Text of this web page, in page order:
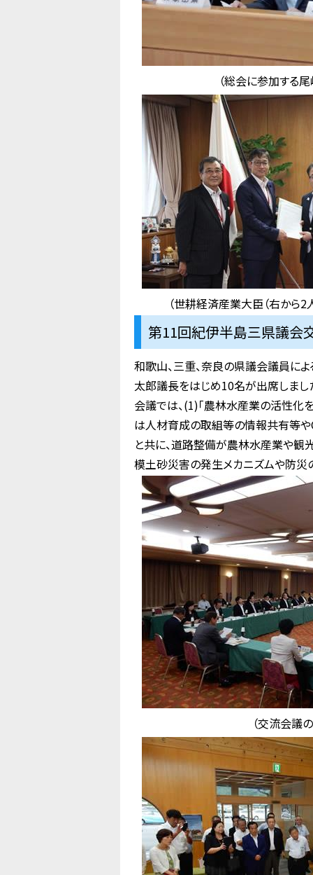
（総会に参加する
（世耕経済産業大臣（右から2
第11回紀伊半島三県議会
和歌山、三重、奈良の県議会議員に
太郎議長をはじめ10名が出席しまし
会議では、(1)「農林水産業の活性化
は人材育成の取組等の情報共有等や
と共に、道路整備が農林水産業や観
模土砂災害の発生メカニズムや防災
（交流会議